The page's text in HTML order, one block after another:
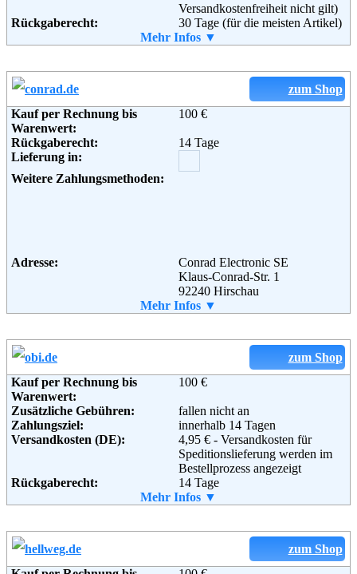
Versandkostenfreiheit nicht gilt)
Rückgaberecht:
30 Tage (für die meisten Artikel)
Ja, ab einem Warenwert von 40 €.
Weitere Zahlungsmethoden:
Adresse:
Amazon EU S.a.r.l.
2338 Luxemburg
Telefon:
Weiterführende
AGB
Mehr Infos ▼
zum Shop
Kauf per Rechnung bis
Warenwert:
100 €
Rückgaberecht:
14 Tage
Lieferung in:
Weitere Zahlungsmethoden:
Adresse:
Conrad Electronic SE
Klaus-Conrad-Str. 1
92240 Hirschau
+49 (0) 1805 - 312111
Soziale Kanäle:
Weiterführende
Informationen:
Mehr Infos ▼
zum Shop
Kauf per Rechnung bis
Warenwert:
100 €
Zusätzliche Gebühren:
fallen nicht an
Zahlungsziel:
innerhalb 14 Tagen
Versandkosten (DE):
4,95 € - Versandkosten für
Speditionslieferung werden im
Bestellprozess angezeigt
Rückgaberecht:
14 Tage
Ja
Weitere Zahlungsmethoden:
Mehr Infos ▼
zum Shop